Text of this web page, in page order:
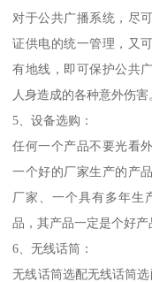
对于公共广播系统，尽
证供电的统一管理，又
有地线，即可保护公共
人身造成的各种意外伤害
5、设备选购：
任何一个产品不要光看
一个好的厂家生产的产
厂家、一个具有多年生
品，其产品一定是个好产
6、无线话筒：
无线话筒选配无线话筒